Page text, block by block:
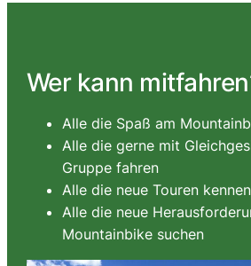
Wer kann
Alle die Spaß am
Alle die gerne mit
Gruppe fahren
Alle die neue Touren
Alle die neue
Mountainbike suchen